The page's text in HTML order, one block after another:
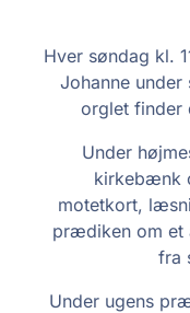
Hver søndag kl.
Johanne under
orglet finder
Under
kirkebænk
motetkort,
prædiken om et
fra
Under ugens